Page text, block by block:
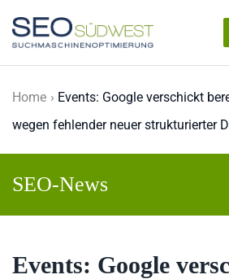
Skip to main content
Home
Events: Google verschickt
wegen fehlender neuer strukturierter
SEO-News
Events: Google